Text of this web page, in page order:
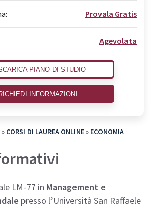
» CORSI DI LAUREA ONLINE» ECONOMIA
LM-77 in Management e
presso l’Università San Raffaele
Provala Gratis
Agevolata
PIANO DI STUDIO
INFORMAZIONI